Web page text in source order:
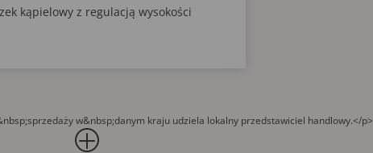
kąpielowy z regulacją wysokości
w&nbsp;danym kraju udziela lokalny przedstawiciel handlowy.</p>